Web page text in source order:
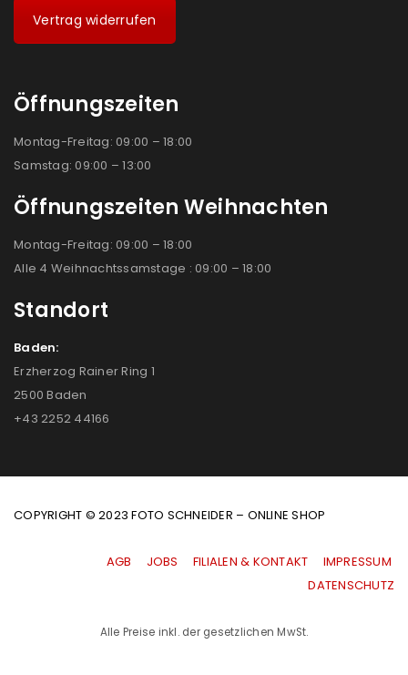
Vertrag widerrufen
Öffnungszeiten
Montag-Freitag: 09:00 – 18:00
Samstag: 09:00 – 13:00
Öffnungszeiten Weihnachten
Montag-Freitag: 09:00 – 18:00
Alle 4 Weihnachtssamstage : 09:00 – 18:00
Standort
Baden:
Erzherzog Rainer Ring 1
2500 Baden
+43 2252 44166
COPYRIGHT © 2023 FOTO SCHNEIDER – ONLINE SHOP
AGB JOBS FILIALEN & KONTAKT
IMPRESSUM
|DATENSCHUTZ
Alle Preise inkl. der gesetzlichen MwSt.